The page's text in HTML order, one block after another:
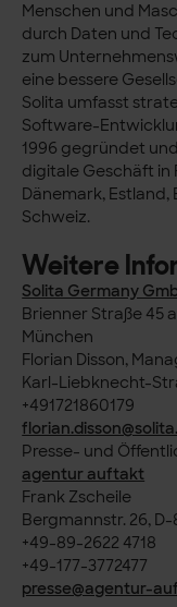
Menschen und
durch Daten und
zum
eine bessere
Solita umfasst
Software-
1996 gegründet
digitale Geschäft in
Dänemark, Estland,
Schweiz.
Weitere
Solita Germany
Brienner Straße 45
München
Florian Disson,
Karl-Liebknecht-
+491721860179
Presse- und
agentur auftakt
Frank Zscheile
Bergmannstr. 26,
+49-89-2622 4718
+49-177-3772477
presse@agentur-